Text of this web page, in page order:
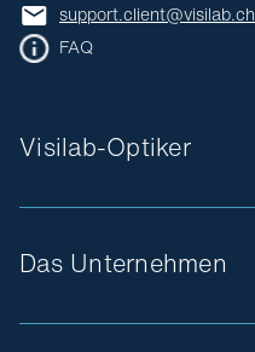
Das Unternehmen
Visilab-Optiker
support.client@visilab.ch
FAQ